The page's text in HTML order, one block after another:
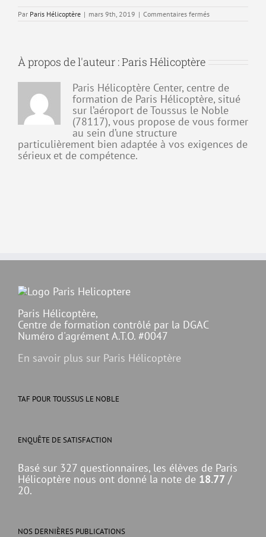
Par Paris Hélicoptère | mars 9th, 2019 | Commentaires ferméssur
2019)
À propos de l'auteur :Paris Hélicoptère
Paris Hélicoptère Center, centre de
formation de Paris Hélicoptère, situé
sur l’aéroport de Toussus le Noble
(78117), vous propose de vous former
au sein d’une structure
particulièrement bien adaptée à vos exigences de
sérieux et de compétence.
Paris Hélicoptère,
Centre de formation contrôlé par la DGAC
Numéro d'agrément A.T.O. #0047
En savoir plus sur Paris Hélicoptère
TAF POUR TOUSSUS LE NOBLE
ENQUÊTE DE SATISFACTION
Basé sur 327 questionnaires, les élèves de Paris
Hélicoptère nous ont donné la note de 18.77 /
20.
NOS DERNIÈRES PUBLICATIONS